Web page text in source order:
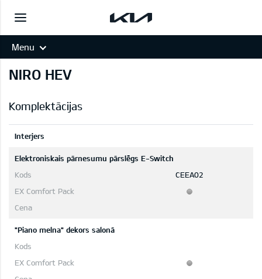
Menu
NIRO HEV
Komplektācijas
Interjers
Elektroniskais pārnesumu pārslēgs E-Switch
CEEA02
"Piano melna" dekors salonā